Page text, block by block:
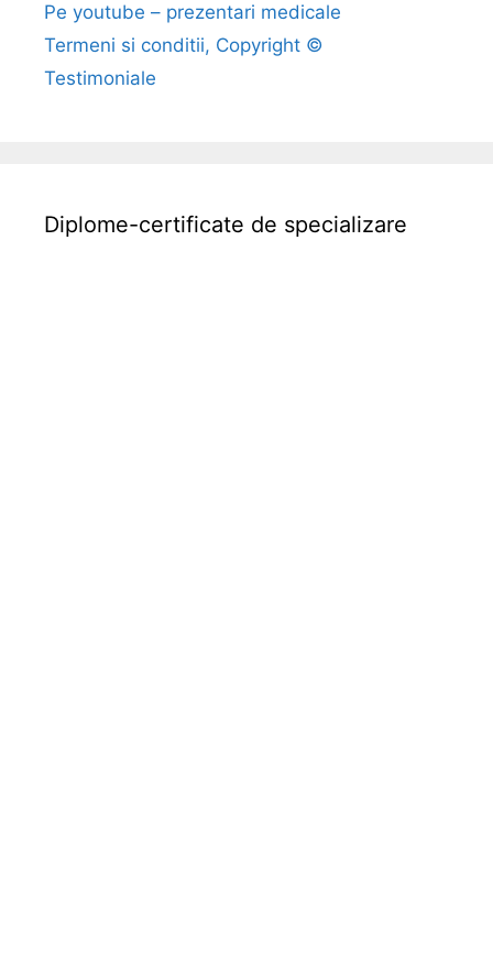
Pe youtube – prezentari medicale
Termeni si conditii, Copyright ©
Testimoniale
Diplome-certificate de specializare